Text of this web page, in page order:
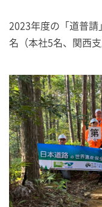
2023年度の「道普
名（本社5名、関西